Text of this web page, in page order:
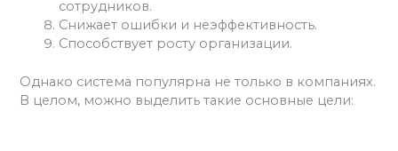
сотрудников.
Снижает ошибки и неэффективность.
Способствует росту организации.
Однако система популярна не только в компаниях.
В целом, можно выделить такие основные цели: